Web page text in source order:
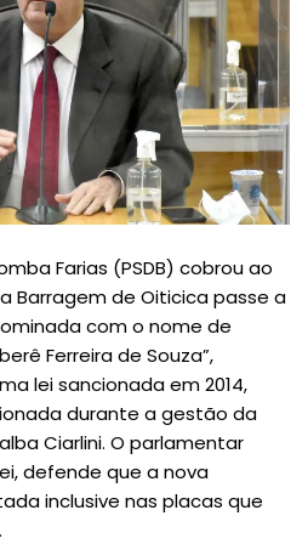
Farias (PSDB) cobrou ao
Barragem de Oiticica passe a
com o nome de
Ferreira de Souza”,
lei sancionada em 2014,
durante a gestão da
Ciarlini. O parlamentar
defende que a nova
inclusive nas placas que